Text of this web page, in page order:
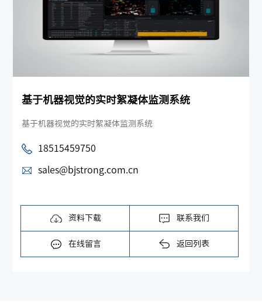
基于机器视觉的实时絮凝体监测系统
基于机器视觉的实时絮凝体监测系统
18515459750
sales@bjstrong.com.cn
资料下载 联系我们
在线留言 返回列表